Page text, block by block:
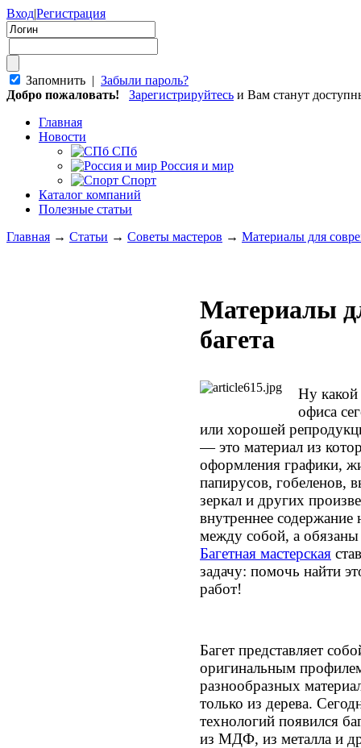
Вход|Регистрация
Запомнить | Забыли пароль?
Добро пожаловать!
Зарегистрируйтесь и Вам станут
Главная
Новости
СПб
Россия и мир
Спорт
Каталог компаний
Полезные статьи
Главная → Статьи → Советы мастеров → Материалы для
Материалы
багета
Ну
офиса
или хорошей
— это материал из
оформления графики,
папирусов, гобеленов,
зеркал и других
внутреннее
между собой, а
Багетная мастерская
задачу: помочь найти
работ!
Багет представляет
оригинальным
разнообразных
только из дерева.
технологий появился
из МДФ, из металла и